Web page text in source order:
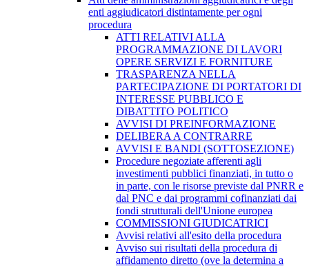
enti aggiudicatori distintamente per ogni
procedura
ATTI RELATIVI ALLA
PROGRAMMAZIONE DI LAVORI
OPERE SERVIZI E FORNITURE
TRASPARENZA NELLA
PARTECIPAZIONE DI PORTATORI DI
INTERESSE PUBBLICO E
DIBATTITO POLITICO
AVVISI DI PREINFORMAZIONE
DELIBERA A CONTRARRE
AVVISI E BANDI (SOTTOSEZIONE)
Procedure negoziate afferenti agli
investimenti pubblici finanziati, in tutto o
in parte, con le risorse previste dal PNRR e
dal PNC e dai programmi cofinanziati dai
fondi strutturali dell'Unione europea
COMMISSIONI GIUDICATRICI
Avvisi relativi all'esito della procedura
Avviso sui risultati della procedura di
affidamento diretto (ove la determina a